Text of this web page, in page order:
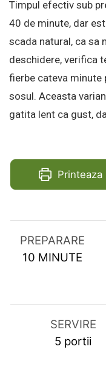
Timpul efectiv sub
40 de minute, dar
scada natural, ca sa
deschidere, verifica
fierbe cateva minute
sosul. Aceasta
gatita lent ca gust,
Printeaza
PREPARARE
10MINUTES
MINUTE
SERVIRE
5 portii